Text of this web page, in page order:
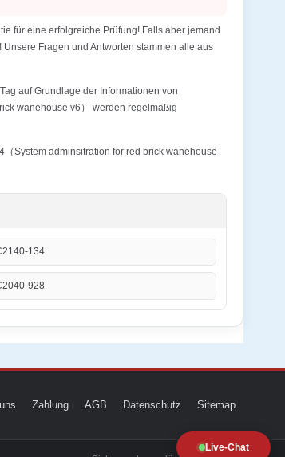
Live-Chat
für eine erfolgreiche Prüfung! Falls aber jemand
Fragen und Antworten stammen alle aus
auf Grundlage der Informationen von
wanehouse v6） werden regelmäßig
System adminsitration for red brick wanehouse
134
928
Zahlung AGB Datenschutz Sitemap